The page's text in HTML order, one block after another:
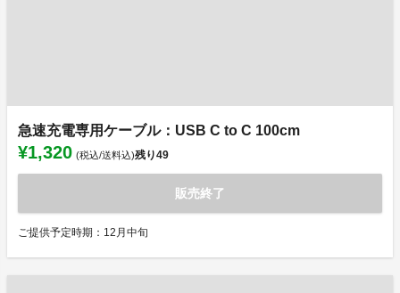
急速充電専用ケーブル：USB C to C 100cm
¥1,320 (税込/送料込)残り49
販売終了
ご提供予定時期：12月中旬